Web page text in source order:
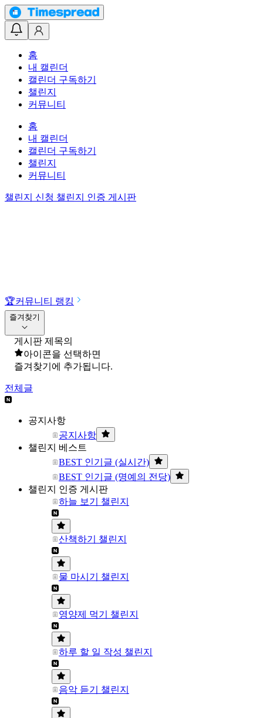
홈
내 캘린더
캘린더 구독하기
챌린지
커뮤니티
홈
내 캘린더
캘린더 구독하기
챌린지
커뮤니티
챌린지 신청 챌린지 인증 게시판
🏆커뮤니티 랭킹
즐겨찾기
게시판 제목의
아이콘을 선택하면
즐겨찾기에 추가됩니다.
전체글
공지사항
공지사항
챌린지 베스트
BEST 인기글 (실시간)
BEST 인기글 (명예의 전당)
챌린지 인증 게시판
하늘 보기 챌린지
산책하기 챌린지
물 마시기 챌린지
영양제 먹기 챌린지
하루 할 일 작성 챌린지
음악 듣기 챌린지